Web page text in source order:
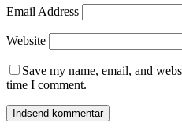
Email Address
Website
Save my name, email, and
time I comment.